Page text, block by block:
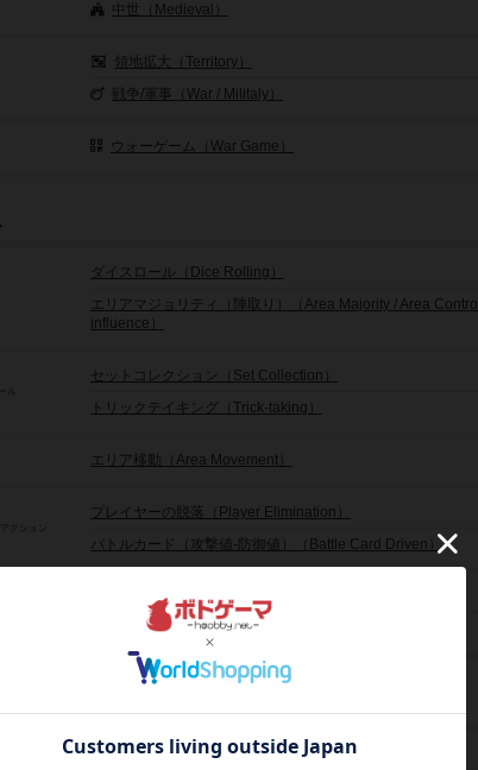
中世（Medieval）
領地拡大（Territory）
戦争/軍事（War / Militaly）
ウォーゲーム（War Game）
ダイスロール（Dice Rolling）
エリアマジョリティ（陣取り）（Area Majority / Area
influence）
セットコレクション（Set Collection）
トリックテイキング（Trick-taking）
エリア移動（Area Movement）
クション
プレイヤーの脱落（Player Elimination）
バトルカード（攻撃値-防御値）（Battle Card Driven）
取引内容の交渉（Negociation）
チーム戦（Partnerships）
リスク